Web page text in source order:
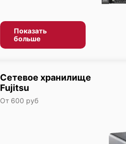
Показать
больше
Сетевое хранилище
Fujitsu
От 600 руб